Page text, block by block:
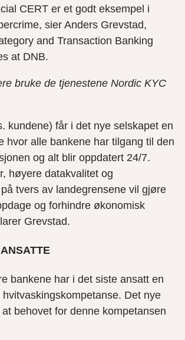
CERT er et godt eksempel i
sier Anders Grevstad,
and Transaction Banking
at DNB.
bruke de tjenestene Nordic KYC
kundene) får i det nye selskapet en
hvor alle bankene har tilgang til den
og alt blir oppdatert 24/7.
høyere datakvalitet og
tvers av landegrensene vil gjøre
og forhindre økonomisk
Grevstad.
bankene har i det siste ansatt en
Det nye
behovet for denne kompetansen